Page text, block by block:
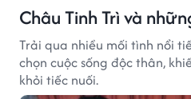
Châu Tinh Trì và
Trải qua nhiều mối tình nổi
chọn cuộc sống độc thân,
khỏi tiếc nuối.